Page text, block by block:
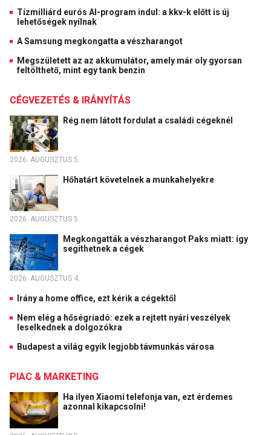
Tízmilliárd eurós AI-program indul: a kkv-k előtt is új
lehetőségek nyílnak
A Samsung megkongatta a vészharangot
Megszületett az az akkumulátor, amely már oly gyorsan
feltölthető, mint egy tank benzin
CÉGVEZETÉS & IRÁNYÍTÁS
Rég nem látott fordulat a családi cégeknél
2026. AUGUSZTUS 5.
Hőhatárt követelnek a munkahelyekre
2026. AUGUSZTUS 5.
Megkongatták a vészharangot Paks miatt: így
segíthetnek a cégek
2026. AUGUSZTUS 4.
Irány a home office, ezt kérik a cégektől
Nem elég a hőségriadó: ezek a rejtett nyári veszélyek
leselkednek a dolgozókra
Budapest a világ egyik legjobb távmunkás városa
PIAC & MARKETING
Ha ilyen Xiaomi telefonja van, ezt érdemes
azonnal kikapcsolni!